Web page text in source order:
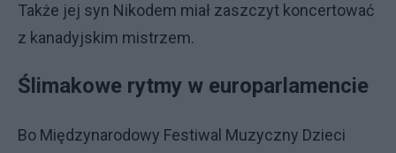
Także jej syn Nikodem miał zaszczyt koncertować
z kanadyjskim mistrzem.
Ślimakowe rytmy w europarlamencie
Bo Międzynarodowy Festiwal Muzyczny Dzieci